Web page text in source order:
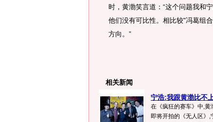
时，黄渤笑言道：“这个问题我和
他们没有可比性。相比较"冯葛组
方向。”
相关新闻
宁浩:我跟黄渤比不
在《疯狂的赛车》中,黄
即将开拍的《无人区》